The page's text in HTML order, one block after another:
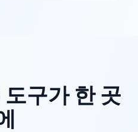
구가 한 곳